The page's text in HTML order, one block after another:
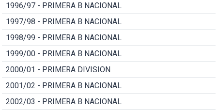
1996/97 - PRIMERA B NACIONAL
1997/98 - PRIMERA B NACIONAL
1998/99 - PRIMERA B NACIONAL
1999/00 - PRIMERA B NACIONAL
2000/01 - PRIMERA DIVISION
2001/02 - PRIMERA B NACIONAL
2002/03 - PRIMERA B NACIONAL